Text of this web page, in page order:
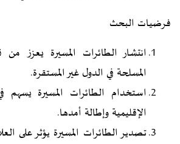
فرضيات البحث
انتشار الطائرات المسيرة يعزز
المسلحة في الدول غير المستقرة.
استخدام الطائرات المسيرة
الإقليمية وإطالة أمدها.
تصدير الطائرات المسيرة يؤثر على